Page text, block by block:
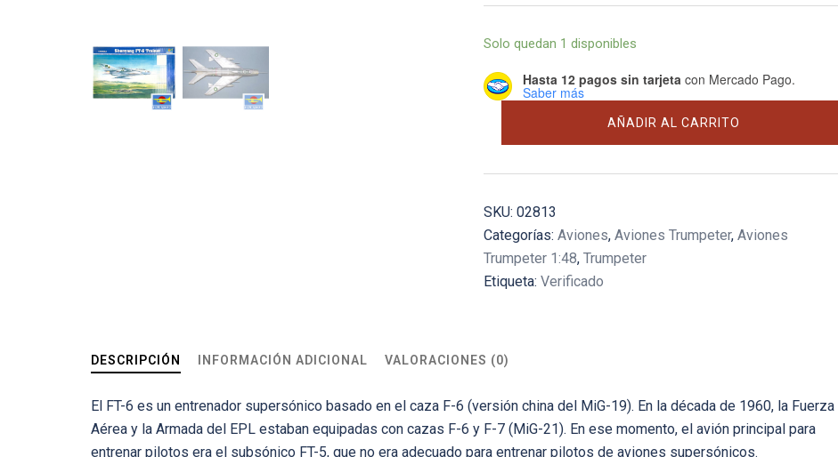
Solo quedan 1 disponibles
Hasta 12 pagos sin tarjetacon Mercado Pago.
Saber más
Trainer
cantidad
AÑADIR AL CARRITO
SKU: 02813
Categorías: Aviones, Aviones Trumpeter, Aviones
Trumpeter 1:48, Trumpeter
Etiqueta: Verificado
DESCRIPCIÓN INFORMACIÓN ADICIONAL VALORACIONES (0)
El FT-6 es un entrenador supersónico basado en el caza F-6 (versión china del MiG-19). En la década de 1960, la Fuerza
Aérea y la Armada del EPL estaban equipadas con cazas F-6 y F-7 (MiG-21). En ese momento, el avión principal para
entrenar pilotos era el subsónico FT-5, que no era adecuado para entrenar pilotos de aviones supersónicos.